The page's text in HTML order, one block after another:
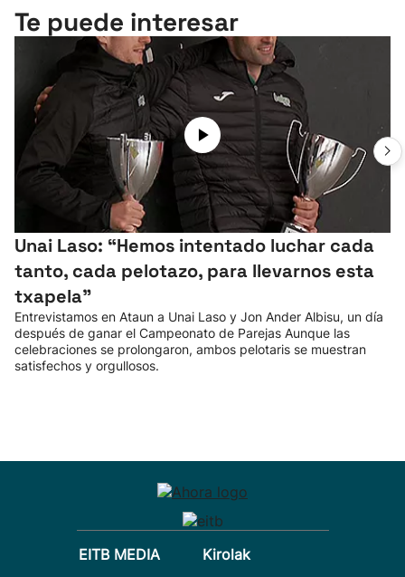
Te puede interesar
Unai Laso: “Hemos intentado luchar cada
tanto, cada pelotazo, para llevarnos esta
txapela”
Entrevistamos en Ataun a Unai Laso y Jon Ander Albisu, un día
después de ganar el Campeonato de Parejas Aunque las
celebraciones se prolongaron, ambos pelotaris se muestran
satisfechos y orgullosos.
EITB MEDIA
Kirolak